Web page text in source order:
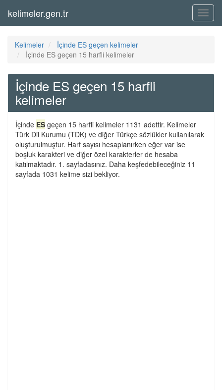
Menü
kelimeler.gen.tr
Kelimeler
İçinde ES geçen kelimeler
İçinde ES geçen 15 harfli kelimeler
İçinde ES geçen 15 harfli
kelimeler
İçinde ES geçen 15 harfli kelimeler 1131 adettir. Kelimeler
Türk Dil Kurumu (TDK) ve diğer Türkçe sözlükler kullanılarak
oluşturulmuştur. Harf sayısı hesaplanırken eğer var ise
boşluk karakteri ve diğer özel karakterler de hesaba
katılmaktadır. 1. sayfadasınız. Daha keşfedebileceğiniz 11
sayfada 1031 kelime sizi bekliyor.